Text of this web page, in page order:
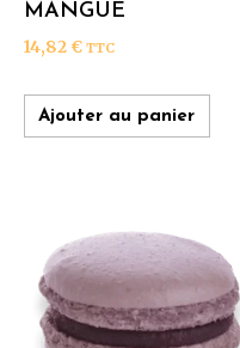
MANGUE
14,82 € TTC
Ajouter au panier